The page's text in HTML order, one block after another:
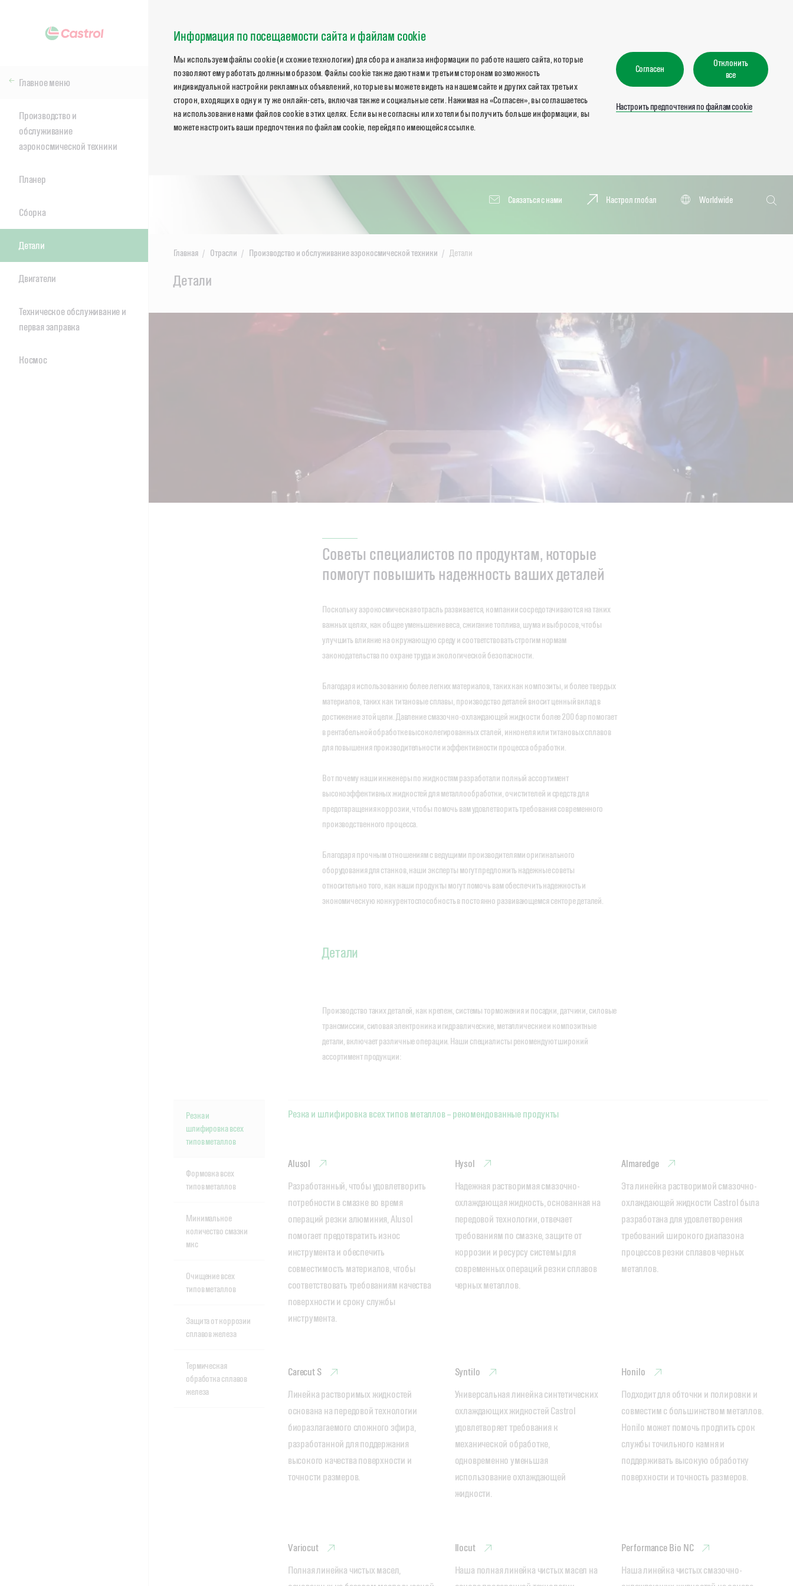
Информация по посещаемости сайта и файлам cookie
Мы используем файлы cookie (и схожие технологии) для сбора и анализа информации по работе нашего сайта, которые
позволяют ему работать должным образом. Файлы cookie также дают нам и третьим сторонам возможность
индивидуальной настройки рекламных объявлений, которые вы можете видеть на нашем сайте и других сайтах третьих
сторон, входящих в одну и ту же онлайн-сеть, включая также и социальные сети. Нажимая на «Согласен», вы соглашаетесь
на использование нами файлов cookie в этих целях. Если вы не согласны или хотели бы получить больше информации, вы
можете настроить ваши предпочтения по файлам cookie, перейдя по имеющейся ссылке.
Согласен
Отклонить
все
Настроить предпочтения по файлам cookie
Связаться с нами Кастрол глобал
Worldwide
Поиск
Главное меню
Производство и
обслуживание
аэрокосмической техники
Планер
Сборка
Детали
Двигатели
Техническое обслуживание и
первая заправка
Космос
Главная Отрасли Производство и обслуживание аэрокосмической техники Детали
Content
Детали
Советы специалистов по продуктам, которые
помогут повышить надежность ваших деталей
Поскольку аэрокосмическая отрасль развивается, компании сосредотачиваются на таких
важных целях, как общее уменьшение веса, сжигание топлива, шума и выбросов, чтобы
улучшить влияние на окружающую среду и соответствовать строгим нормам
законодательства по охране труда и экологической безопасности.
Благодаря использованию более легких материалов, таких как композиты, и более твердых
материалов, таких как титановые сплавы, производство деталей вносит ценный вклад в
достижение этой цели. Давление смазочно-охлаждающей жидкости более 200 бар помогает
в рентабельной обработке высоколегированных сталей, инконеля или титановых сплавов
для повышения производительности и эффективности процесса обработки.
Вот почему наши инженеры по жидкостям разработали полный ассортимент
высокоэффективных жидкостей для металлообработки, очистителей и средств для
предотвращения коррозии, чтобы помочь вам удовлетворить требования современного
производственного процесса.
Благодаря прочным отношениям с ведущими производителями оригинального
оборудования для станков, наши эксперты могут предложить надежные советы
относительно того, как наши продукты могут помочь вам обеспечить надежность и
экономическую конкурентоспособность в постоянно развивающемся секторе деталей.
Детали
Производство таких деталей, как крепеж, системы торможения и посадки, датчики, силовые
трансмиссии, силовая электроника и гидравлические, металлические и композитные
детали, включает различные операции. Наши специалисты рекомендуют широкий
ассортимент продукции:
Резка и
шлифировка всех
типов металлов
Формовка всех
типов металлов
Минимальное
количество смазки
мкс
Очищение всех
типов металлов
Защита от коррозии
сплавов железа
Термическая
обработка сплавов
железа
Резка и шлифировка всех типов металлов – рекомендованные продукты
Alusol
Разработанный, чтобы удовлетворить
потребности в смазке во время
операций резки алюминия, Alusol
помогает предотвратить износ
инструмента и обеспечить
совместимость материалов, чтобы
соответствовать требованиям качества
поверхности и сроку службы
инструмента.
Hysol
Надежная растворимая смазочно-
охлаждающая жидкость, основанная на
передовой технологии, отвечает
требованиям по смазке, защите от
коррозии и ресурсу системы для
современных операций резки сплавов
черных металлов.
Almaredge
Эта линейка растворимой смазочно-
охлаждающей жидкости Castrol была
разработана для удовлетворения
требований широкого диапазона
процессов резки сплавов черных
металлов.
Carecut S
Линейка растворимых жидкостей
основана на передовой технологии
биоразлагаемого сложного эфира,
разработанной для поддержания
высокого качества поверхности и
точности размеров.
Syntilo
Универсальная линейка синтетических
охлаждающих жидкостей Castrol
удовлетворяет требования к
механической обработке,
одновременно уменьшая
использование охлаждающей
жидкости.
Honilo
Подходит для обточки и полировки и
совместим с большинством металлов.
Honilo может помочь продлить срок
службы точильного камня и
поддерживать высокую обработку
поверхности и точность размеров.
Variocut
Полная линейка чистых масел,
Ilocut
Наша полная линейка чистых масел на
Performance Bio NC
Наша линейка чистых смазочно-